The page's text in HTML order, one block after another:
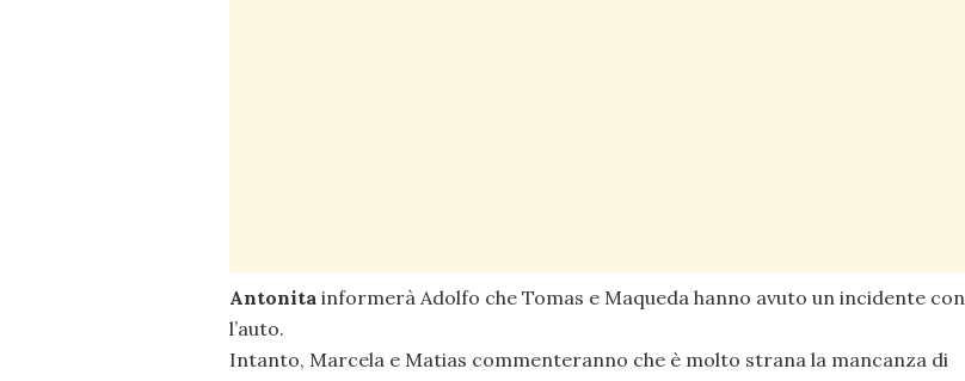
Antonita informerà Adolfo che Tomas e Maqueda hanno avuto un incidente con
l’auto.
Intanto, Marcela e Matias commenteranno che è molto strana la mancanza di